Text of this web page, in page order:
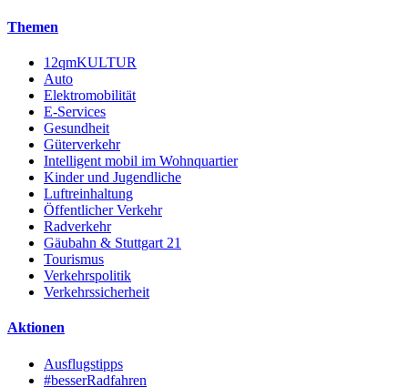
Themen
12qmKULTUR
Auto
Elektromobilität
E-Services
Gesundheit
Güterverkehr
Intelligent mobil im Wohnquartier
Kinder und Jugendliche
Luftreinhaltung
Öffentlicher Verkehr
Radverkehr
Gäubahn & Stuttgart 21
Tourismus
Verkehrspolitik
Verkehrssicherheit
Aktionen
Ausflugstipps
#besserRadfahren